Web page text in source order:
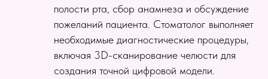
полости рта, сбор анамнеза и обсуждение
пожеланий пациента. Стоматолог выполняет
необходимые диагностические процедуры,
включая 3D-сканирование челюсти для
создания точной цифровой модели.